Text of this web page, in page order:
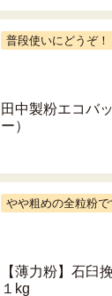
普段使いにどうぞ！
田中製粉エコバ
ー）
やや粗めの全粒粉で
【薄力粉】石臼
１kg